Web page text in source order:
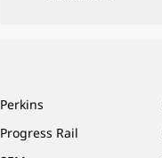
Perkins
Progress Rail